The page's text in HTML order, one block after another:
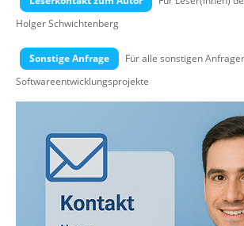
Holger Schwichtenberg
Sonstige Anfrage
Für alle sonstigen
Softwareentwicklungsprojekte